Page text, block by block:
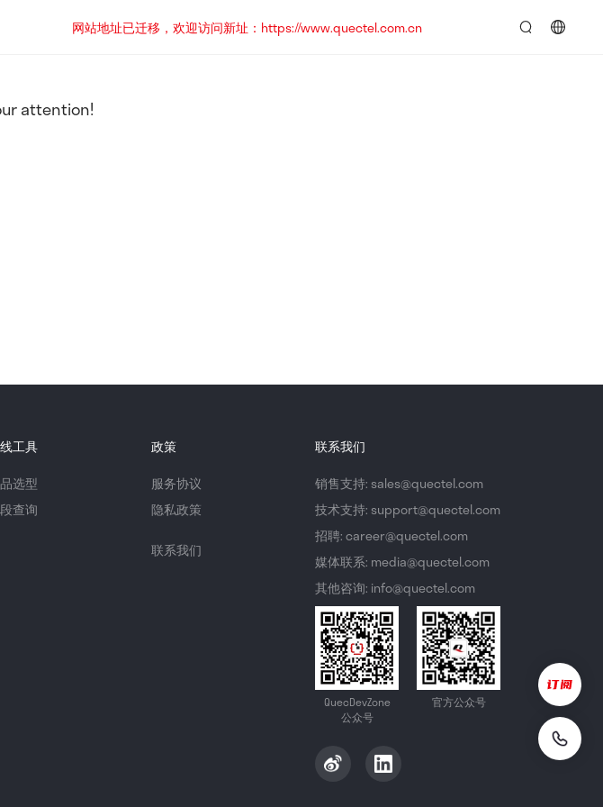
网站地址已迁移，欢迎访问新址：https://www.quectel.com.cn
attention!
工具
选型
查询
政策
服务协议
隐私政策
联系我们
联系我们
销售支持: sales@quectel.com
技术支持: support@quectel.com
招聘: career@quectel.com
媒体联系: media@quectel.com
其他咨询: info@quectel.com
QuecDevZone
公众号
官方公众号